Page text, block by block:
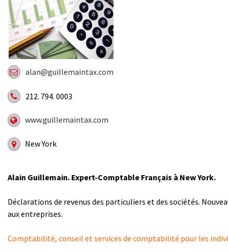
alan@guillemaintax.com
212. 794. 0003
www.guillemaintax.com
New York
Alain Guillemain. Expert-Comptable Français à New York.
Déclarations de revenus des particuliers et des sociétés.
aux entreprises.
Comptabilité, conseil et services de comptabilité pour les